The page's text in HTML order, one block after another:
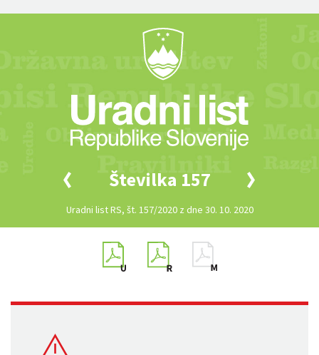
Številka 157
Uradni list RS, št. 157/2020 z dne 30. 10. 2020